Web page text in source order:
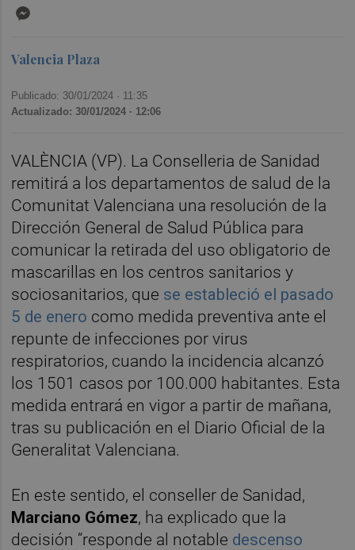
Valencia Plaza
Publicado: 30/01/2024 · 11:35
Actualizado: 30/01/2024 · 12:06
VALÈNCIA (VP). La Conselleria de Sanidad
remitirá a los departamentos de salud de la
Comunitat Valenciana una resolución de la
Dirección General de Salud Pública para
comunicar la retirada del uso obligatorio de
mascarillas en los centros sanitarios y
sociosanitarios, que se estableció el pasado
5 de enero como medida preventiva ante el
repunte de infecciones por virus
respiratorios, cuando la incidencia alcanzó
los 1501 casos por 100.000 habitantes. Esta
medida entrará en vigor a partir de mañana,
tras su publicación en el Diario Oficial de la
Generalitat Valenciana.
En este sentido, el conseller de Sanidad,
Marciano Gómez, ha explicado que la
decisión “responde al notable descenso